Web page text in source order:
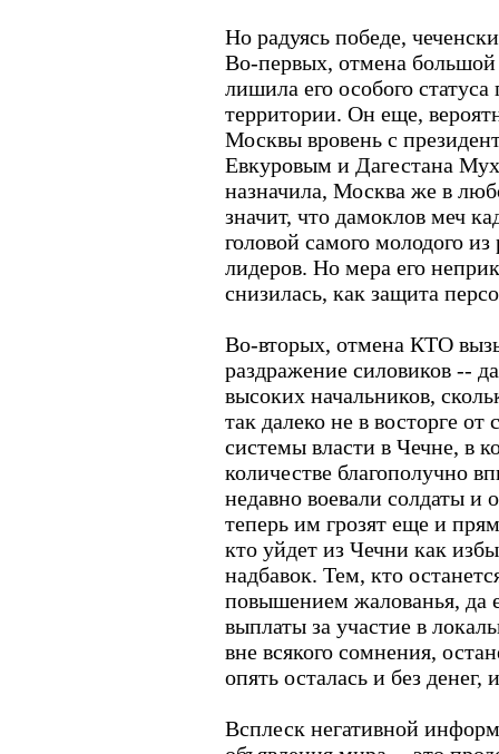
Но радуясь победе,
Во-первых, отмена
лишила его особого
территории. Он еще,
Москвы вровень с
Евкуровым и Дагестана
назначила, Москва же в
значит, что дамоклов меч
головой самого молодого
лидеров. Но мера его
снизилась, как защита
Во-вторых, отмена КТО
раздражение силовиков --
высоких начальников,
так далеко не в восторге
системы власти в Чечне, в
количестве благополучно
недавно воевали солдаты
теперь им грозят еще и
кто уйдет из Чечни как
надбавок. Тем, кто
повышением жалованья, да
выплаты за участие в
вне всякого сомнения,
опять осталась и без денег,
Всплеск негативной